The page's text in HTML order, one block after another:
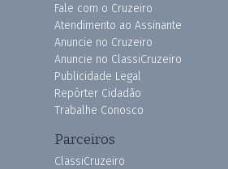
Fale com o Cruzeiro
Atendimento ao Assinante
Anuncie no Cruzeiro
Anuncie no ClassiCruzeiro
Publicidade Legal
Repórter Cidadão
Trabalhe Conosco
Parceiros
ClassiCruzeiro